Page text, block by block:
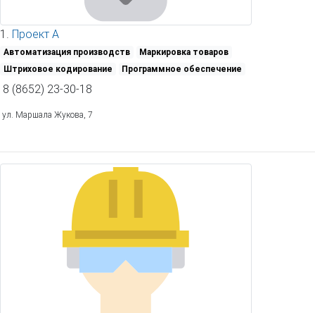
1. Проект А
Автоматизация производств
Маркировка товаров
Штриховое кодирование
Программное обеспечение
8 (8652) 23-30-18
ул. Маршала Жукова, 7